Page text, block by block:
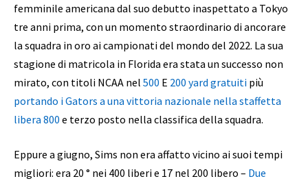
femminile americana dal suo debutto inaspettato a Tokyo
tre anni prima, con un momento straordinario di ancorare
la squadra in oro ai campionati del mondo del 2022. La sua
stagione di matricola in Florida era stata un successo non
mirato, con titoli NCAA nel 500 E 200 yard gratuiti più
portando i Gators a una vittoria nazionale nella staffetta
libera 800 e terzo posto nella classifica della squadra.
Eppure a giugno, Sims non era affatto vicino ai suoi tempi
migliori: era 20 ° nei 400 liberi e 17 nel 200 libero – Due